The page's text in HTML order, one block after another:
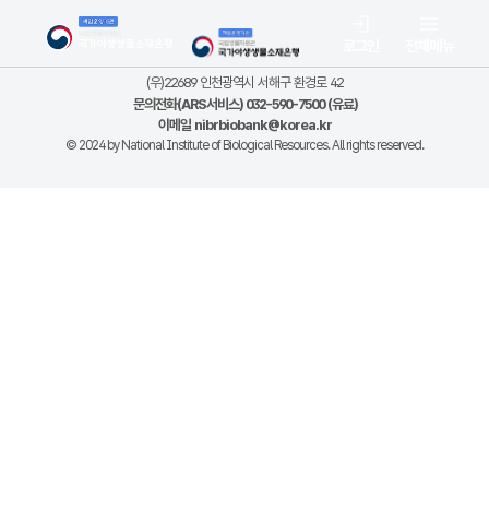
(우)22689 인천광역시 서해구 환경로 42
문의전화(ARS서비스) 032-590-7500 (유료)
이메일 nibrbiobank@korea.kr
© 2024 by National Institute of Biological Resources. All rights reserved.